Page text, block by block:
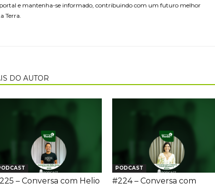
e mantenha-se informado, contribuindo com um futuro melhor
Terra.
DO AUTOR
– Conversa com Helio
PODCAST
#224 – Conversa com